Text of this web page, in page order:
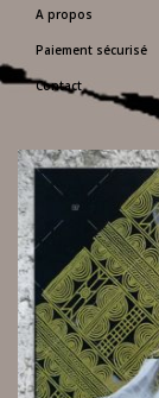
A propos
Paiement sécurisé
Contact